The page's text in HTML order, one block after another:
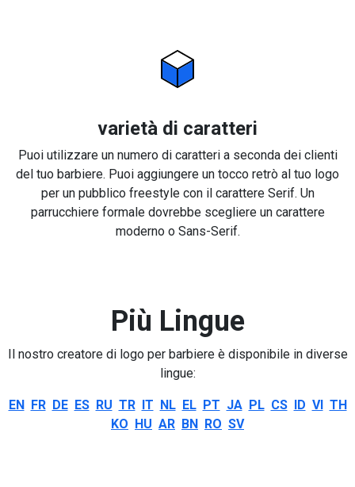
varietà di caratteri
Puoi utilizzare un numero di caratteri a seconda dei clienti
del tuo barbiere. Puoi aggiungere un tocco retrò al tuo logo
per un pubblico freestyle con il carattere Serif. Un
parrucchiere formale dovrebbe scegliere un carattere
moderno o Sans-Serif.
Più Lingue
Il nostro creatore di logo per barbiere è disponibile in diverse
lingue:
EN FR DE ES RU TR IT NL EL PT JA PL CS ID VI TH
KO HU AR BN RO SV